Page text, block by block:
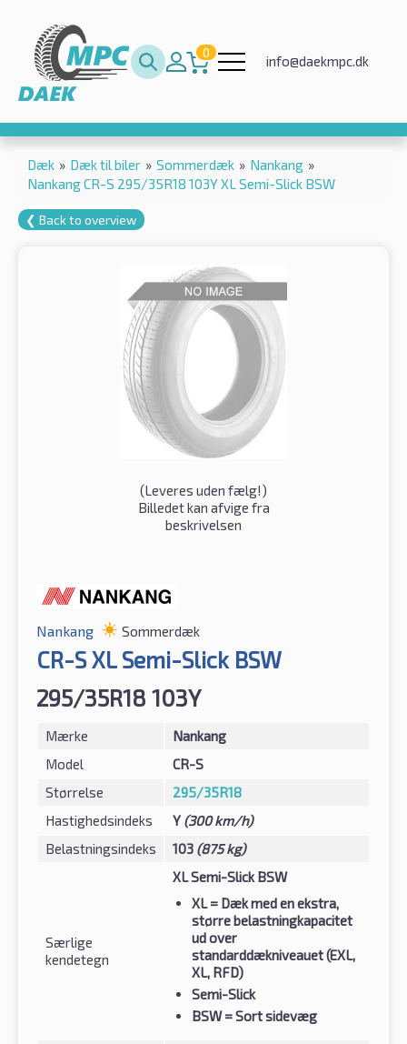
0
info@daekmpc.dk
Dæk » Dæk til biler » Sommerdæk » Nankang »
Nankang CR-S 295/35R18 103Y XL Semi-Slick BSW
❮ Back to overview
(Leveres uden fælg!)
Billedet kan afvige fra
beskrivelsen
Nankang Sommerdæk
CR-S XL Semi-Slick BSW
295/35R18 103Y
Mærke
Nankang
Model
CR-S
Størrelse
295/35R18
Hastighedsindeks
Y (300 km/h)
Belastningsindeks
103 (875 kg)
Særlige
kendetegn
XL Semi-Slick BSW
XL= Dæk med en ekstra,
større belastningkapacitet
ud over
standarddækniveauet (EXL,
XL, RFD)
Semi-Slick
BSW= Sort sidevæg